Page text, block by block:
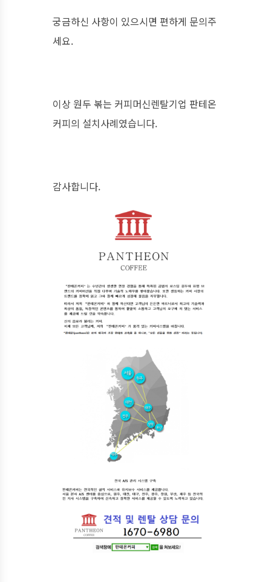
궁금하신 사항이 있으시면 편하게 문의주
세요.
이상 원두 볶는 커피머신렌탈기업 판테온
커피의 설치사례였습니다.
감사합니다.